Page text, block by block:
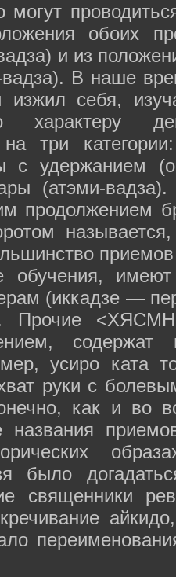
обоих
и из
В наше
изжил себя,
характеру
на три
с удержанием
(атэми-
продолжением
обучения,
(иккадзе —
Прочие
содержат
усиро ката
руки с
как и во
названия
было
священники